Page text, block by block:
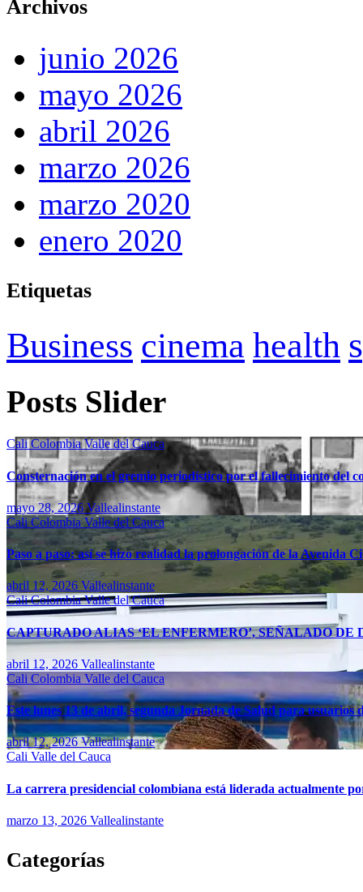
Archivos
junio 2026
mayo 2026
abril 2026
marzo 2026
marzo 2020
enero 2020
Etiquetas
Business cinema health
Posts Slider
CaliColombiaValle del Cauca
Consternación en el gremio periodístico por el fallecimiento del
mayo 28, 2026Vallealinstante
CaliColombiaValle del Cauca
Paso a paso: así se hizo realidad la prolongación de la Avenida
abril 12, 2026 Vallealinstante
CaliColombiaValle del Cauca
CAPTURADO ALIAS ‘EL ENFERMERO’, SEÑALADO DE
abril 12, 2026 Vallealinstante
Cali Colombia Valle del Cauca
Este lunes 13 de abril, segunda Jornada de Salud para usuarios
abril 12, 2026 Vallealinstante
Cali Valle del Cauca
La carrera presidencial colombiana está liderada actualmente
marzo 13, 2026 Vallealinstante
Categorías